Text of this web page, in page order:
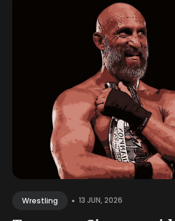
Wrestling • 13 JUN, 2026